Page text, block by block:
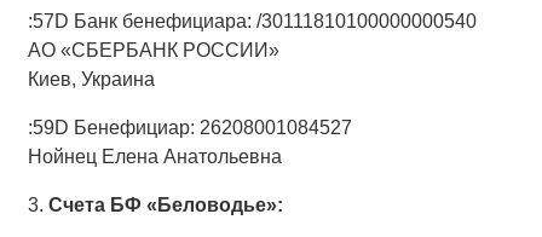
:57D Банк бенефициара: /30111810100000000540
АО «СБЕРБАНК РОССИИ»
Киев, Украина
:59D Бенефициар: 26208001084527
Нойнец Елена Анатольевна
3.Счета БФ «Беловодье»: